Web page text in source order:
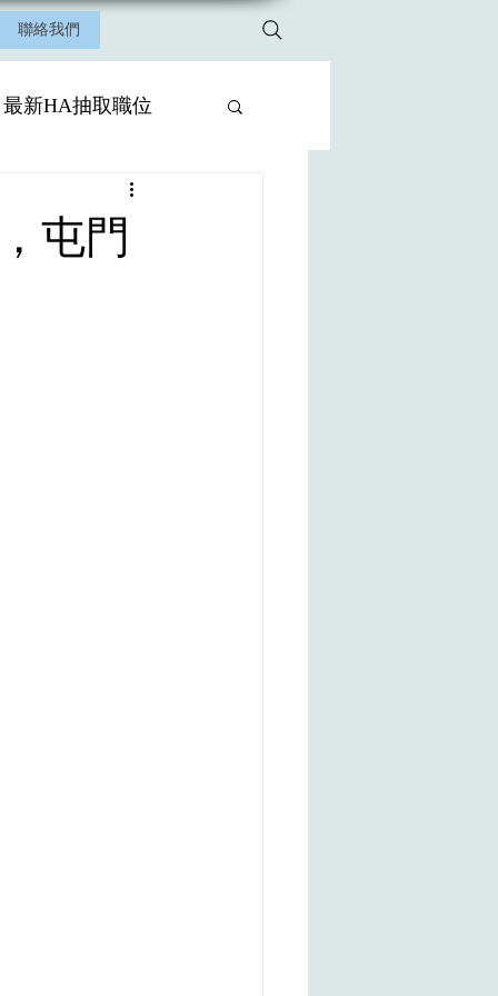
聯絡我們
最新HA抽取職位
屯門